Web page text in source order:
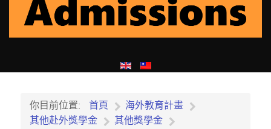
你目前位置: 首頁
海外教育計畫
其他赴外獎學金
其他獎學金